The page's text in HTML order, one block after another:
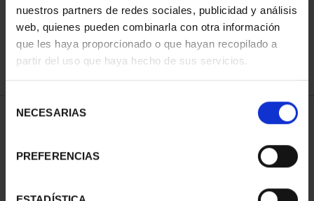
nuestros partners de redes sociales, publicidad y análisis
web, quienes pueden combinarla con otra información
que les haya proporcionado o que hayan recopilado a
partir del uso que haya hecho de sus servicios.
NECESARIAS
PREFERENCIAS
REFINE
1 Products found